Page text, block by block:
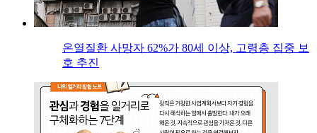
온열질환 사망자 62%가 80세 이상, 고령층 집중 보
호 추진